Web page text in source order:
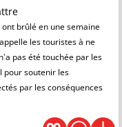
brûlé en une semaine
les touristes à ne
pas été touchée par les
pour soutenir les
par les conséquences